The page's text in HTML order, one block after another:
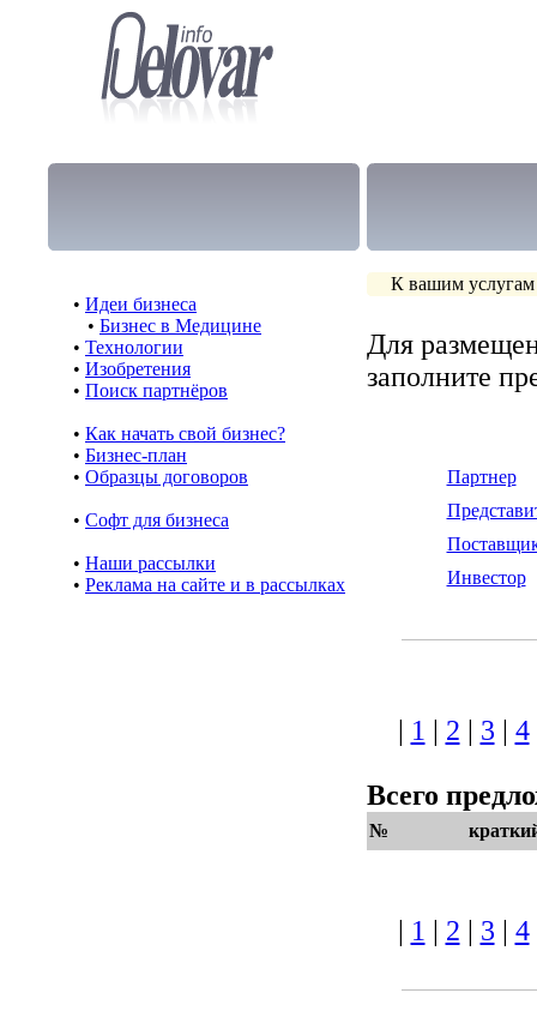
• Идеи бизнеса
• Бизнес в Медицине
• Технологии
• Изобретения
• Поиск партнёров
• Как начать свой бизнес?
• Бизнес-план
• Образцы договоров
• Cофт для бизнеса
• Наши рассылки
• Реклама на сайте и в рассылках
К вашим услугам
Для
заполните
Партнер
Инвестор
| 1 | 2 | 3 | 4
Всего
№
| 1 | 2 | 3 | 4